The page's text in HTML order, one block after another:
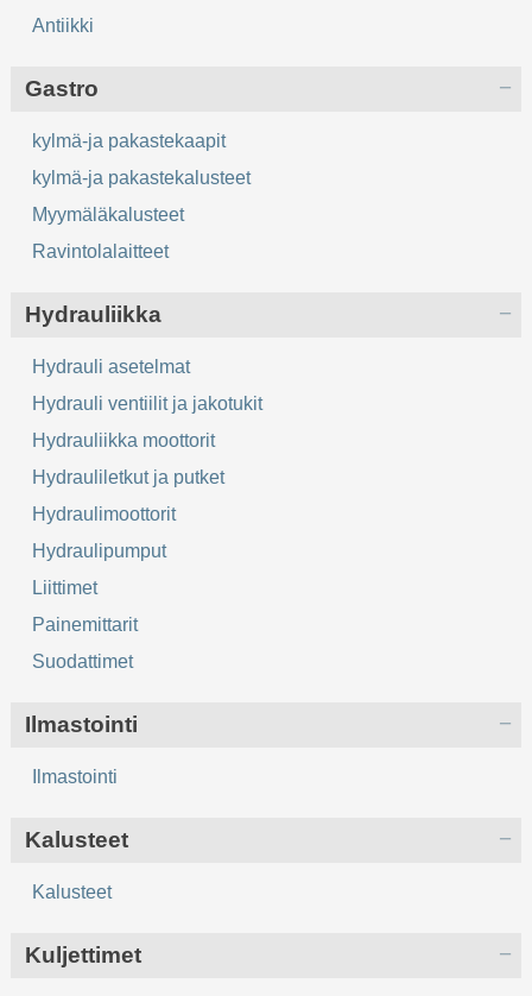
Antiikki
Gastro
kylmä-ja pakastekaapit
kylmä-ja pakastekalusteet
Myymäläkalusteet
Ravintolalaitteet
Hydrauliikka
Hydrauli asetelmat
Hydrauli ventiilit ja jakotukit
Hydrauliikka moottorit
Hydrauliletkut ja putket
Hydraulimoottorit
Hydraulipumput
Liittimet
Painemittarit
Suodattimet
Ilmastointi
Ilmastointi
Kalusteet
Kalusteet
Kuljettimet